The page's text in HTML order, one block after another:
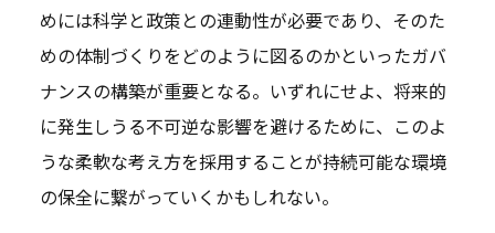
めには科学と政策との連動性が必要であり、そのた
めの体制づくりをどのように図るのかといったガバ
ナンスの構築が重要となる。いずれにせよ、将来的
に発生しうる不可逆な影響を避けるために、このよ
うな柔軟な考え方を採用することが持続可能な環境
の保全に繋がっていくかもしれない。